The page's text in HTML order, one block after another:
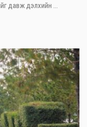
давж дэлхийн ...